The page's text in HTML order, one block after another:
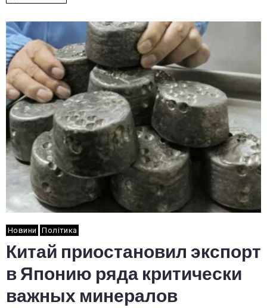
Новини Політика
Китай приостановил экспорт
в Японию ряда критически
важных минералов